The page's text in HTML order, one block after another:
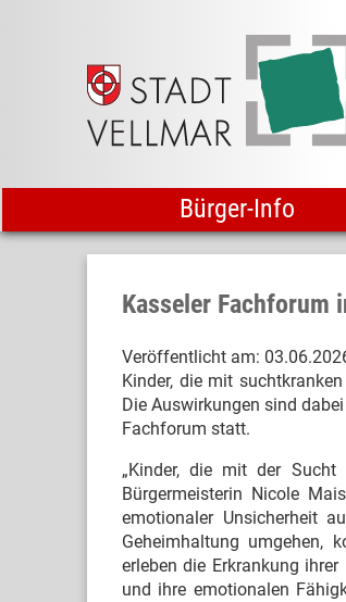
Bürger-Info
Kasseler Fachforum
Veröffentlicht am:
Kinder, die mit
Die Auswirkungen sind
Fachforum statt.
„Kinder, die mit der
Bürgermeisterin Nicole
emotionaler Unsicherheit
Geheimhaltung umgehen,
erleben die Erkrankung
und ihre emotionalen